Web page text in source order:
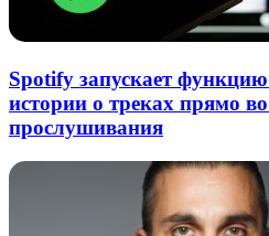
Spotify запускает
истории о треках прямо
прослушивания